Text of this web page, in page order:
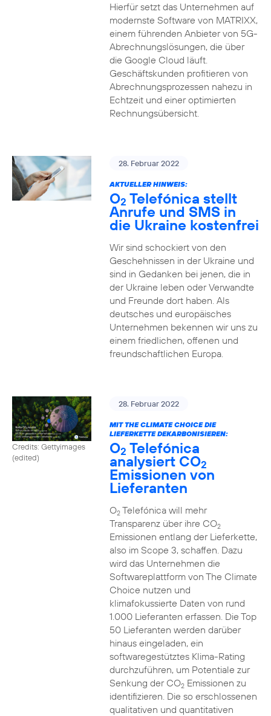
Hierfür setzt das Unternehmen auf
modernste Software von MATRIXX,
einem führenden Anbieter von 5G-
Abrechnungslösungen, die über
die Google Cloud läuft.
Geschäftskunden profitieren von
Abrechnungsprozessen nahezu in
Echtzeit und einer optimierten
Rechnungsübersicht.
28. Februar 2022
AKTUELLER HINWEIS:
O2 Telefónica stellt
Anrufe und SMS in
die Ukraine kostenfrei
Wir sind schockiert von den
Geschehnissen in der Ukraine und
sind in Gedanken bei jenen, die in
der Ukraine leben oder Verwandte
und Freunde dort haben. Als
deutsches und europäisches
Unternehmen bekennen wir uns zu
einem friedlichen, offenen und
freundschaftlichen Europa.
Credits: Gettyimages
(edited)
28. Februar 2022
MIT THE CLIMATE CHOICE DIE
LIEFERKETTE DEKARBONISIEREN:
O2 Telefónica
analysiert CO2
Emissionen von
Lieferanten
O2Telefónica will mehr
Transparenz über ihre CO2
Emissionen entlang der Lieferkette,
also im Scope 3, schaffen. Dazu
wird das Unternehmen die
Softwareplattform von The Climate
Choice nutzen und
klimafokussierte Daten von rund
1.000 Lieferanten erfassen. Die Top
50 Lieferanten werden darüber
hinaus eingeladen, ein
softwaregestütztes Klima-Rating
durchzuführen, um Potentiale zur
Senkung der CO2Emissionen zu
identifizieren. Die so erschlossenen
qualitativen und quantitativen